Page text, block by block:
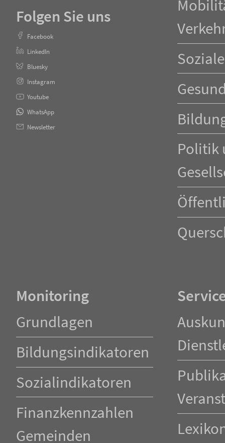
Folgen Sie uns
Facebook
LinkedIn
Bluesky
Instagram
Youtube
WhatsApp
Newsletter
Politik
Monitoring
überspringen
Grundlagen
Bildungsindikatoren
Sozialindikatoren
Finanzkennzahlen
Gemeinden
überspringen